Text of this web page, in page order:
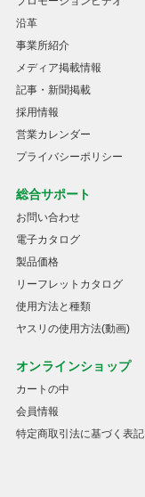
沿革
事業所紹介
メディア掲載情報
記事・新聞掲載
採用情報
営業カレンダー
プライバシーポリシー
総合サポート
お問い合わせ
電子カタログ
製品価格
リーフレットカタログ
使用方法と種類
ヤスリの使用方法(動画)
オンラインショップ
カートの中
会員情報
特定商取引法に基づく表記